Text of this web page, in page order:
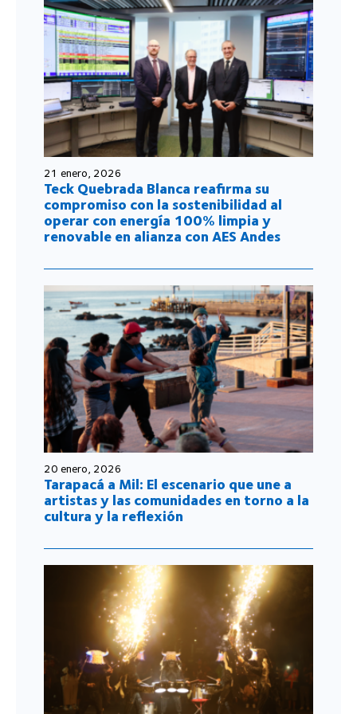
21 enero, 2026
Teck Quebrada Blanca reafirma su
compromiso con la sostenibilidad al
operar con energía 100% limpia y
renovable en alianza con AES Andes
20 enero, 2026
Tarapacá a Mil: El escenario que une a
artistas y las comunidades en torno a la
cultura y la reflexión